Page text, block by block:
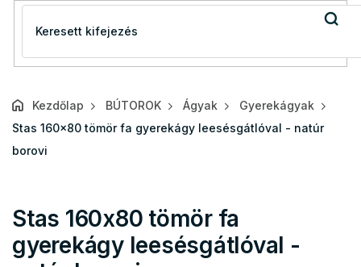
Kezdőlap BÚTOROK Ágyak
Gyerekágyak
Stas 160x80 tömör fa gyerekágy leesésgátlóval - natúr
borovi
Stas 160x80 tömör fa
gyerekágy leesésgátlóval -